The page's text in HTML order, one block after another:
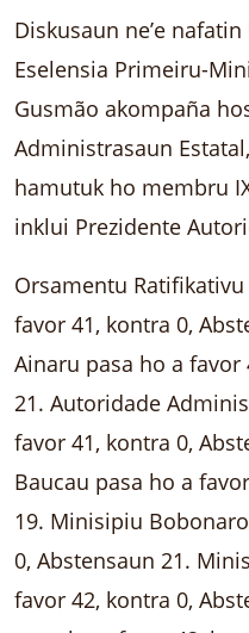
Diskusaun ne’e
Eselensia Primeiru-
Gusmão akompaña
Administrasaun
hamutuk ho membru
inklui Prezidente
Orsamentu
favor 41, kontra 0,
Ainaru pasa ho a favor
21. Autoridade
favor 41, kontra 0,
Baucau pasa ho a
19. Minisipiu
0, Abstensaun 21.
favor 42, kontra 0,